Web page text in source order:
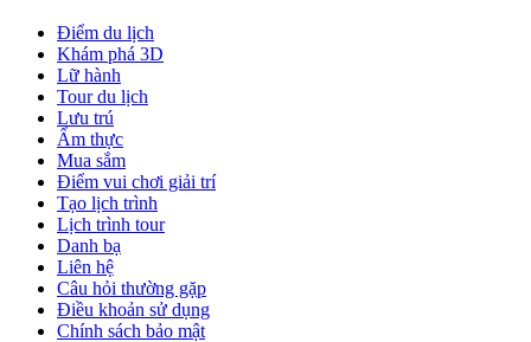
Điểm du lịch
Khám phá 3D
Lữ hành
Tour du lịch
Lưu trú
Ẩm thực
Mua sắm
Điểm vui chơi giải trí
Tạo lịch trình
Lịch trình tour
Danh bạ
Liên hệ
Câu hỏi thường gặp
Điều khoản sử dụng
Chính sách bảo mật